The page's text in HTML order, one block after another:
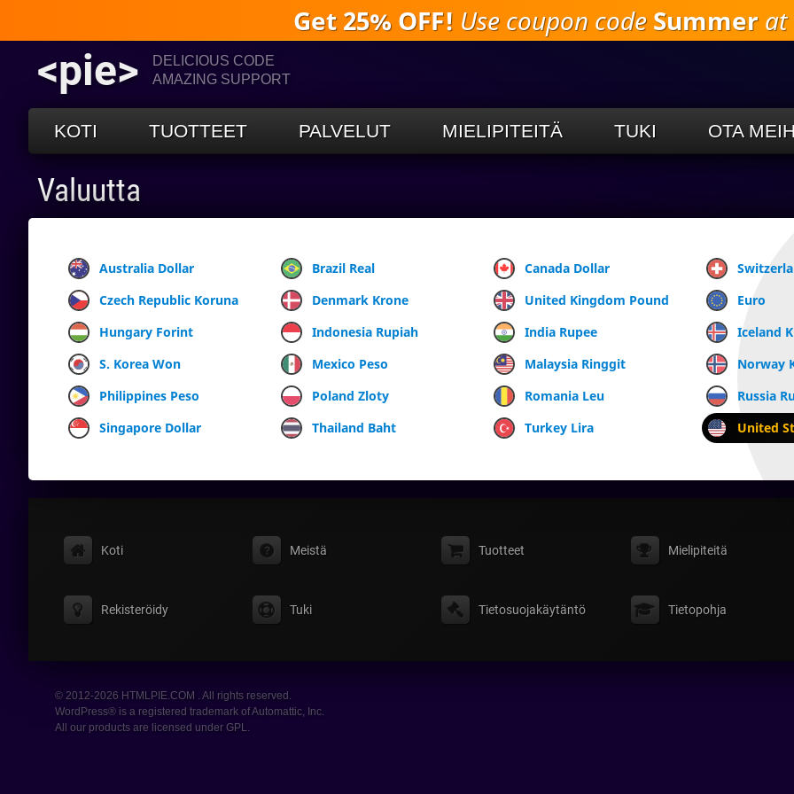
Siirry
pääsisältöön
Get 25% OFF! Use coupon code Summer at
<pie>
DELICIOUS CODE
AMAZING SUPPORT
KOTI TUOTTEET PALVELUT MIELIPITEITÄ TUKI OTA
Valuutta
Australia Dollar Brazil Real Canada Dollar
Czech Republic Koruna
Denmark Krone United Kingdom Pound Euro
Hungary Forint
Indonesia Rupiah India Rupee Iceland
S. Korea Won
Mexico Peso Malaysia Ringgit Norway
Philippines Peso
Poland Zloty Romania Leu Russia
Singapore Dollar
Thailand Baht Turkey Lira United
Koti Meistä Tuotteet Mielipiteitä
Rekisteröidy Tuki Tietosuojakäytäntö Tietopohja
© 2012-2026 HTMLPIE.COM . All rights reserved.
WordPress® is a registered trademark of Automattic, Inc.
All our products are licensed under GPL.